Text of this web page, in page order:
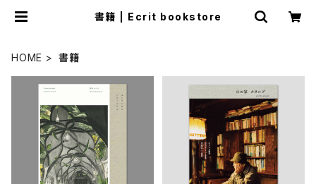
書籍 | Ecrit bookstore
HOME 書籍